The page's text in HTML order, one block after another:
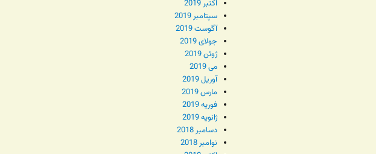
اکتبر 2019
سپتامبر 2019
آگوست 2019
جولای 2019
ژوئن 2019
می 2019
آوریل 2019
مارس 2019
فوریه 2019
ژانویه 2019
دسامبر 2018
نوامبر 2018